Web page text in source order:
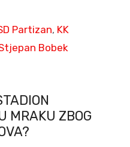
Partizan, KK
Bobek
MRAKU ZBOG